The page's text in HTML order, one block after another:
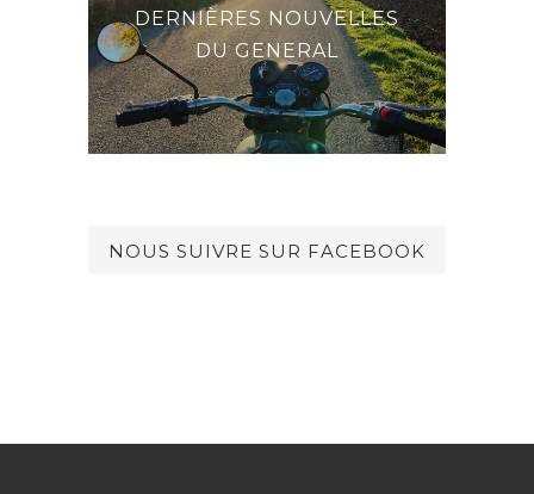
DERNIÈRES NOUVELLES
DU GENERAL
NOUS SUIVRE SUR FACEBOOK